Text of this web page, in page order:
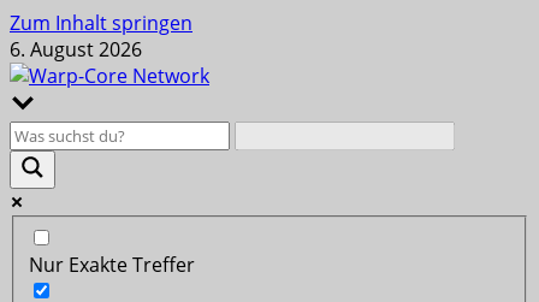
Zum Inhalt springen
6. August 2026
Nur Exakte Treffer